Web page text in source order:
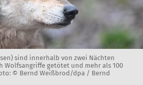
sind innerhalb von zwei Nächten
Wolfsangriffe getötet und mehr als 100
© Bernd Weißbrod/dpa / Bernd